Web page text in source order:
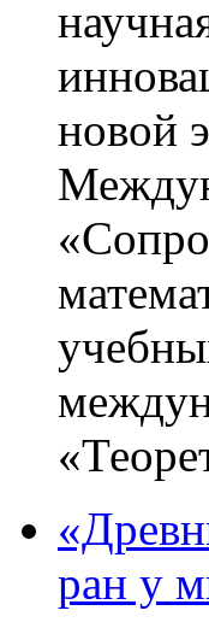
новой
ран у